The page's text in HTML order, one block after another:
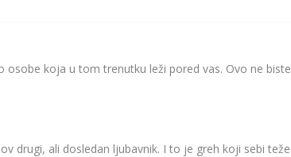
koja u tom trenutku leži pored vas. Ovo ne biste
drugi, ali dosledan ljubavnik. I to je greh koji sebi teže